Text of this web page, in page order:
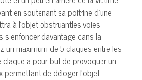
en soutenant sa poitrine d’une
à l’objet obstruantles voies
s’enfoncer davantage dans la
un maximum de 5 claques entre les
claque a pour but de provoquer un
permettant de déloger l’objet.